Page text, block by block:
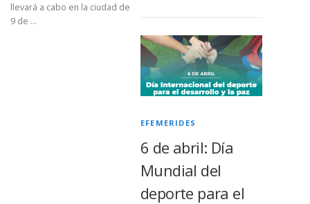
llevará a cabo en la ciudad de
9 de …
EFEMERIDES
6 de abril: Día
Mundial del
deporte para el